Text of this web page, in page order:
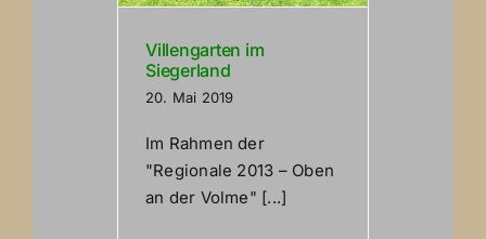
Villengarten im
Siegerland
20. Mai 2019
Im Rahmen der
"Regionale 2013 – Oben
an der Volme" [...]